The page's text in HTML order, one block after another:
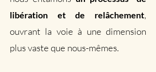
libération et de relâchement,
ouvrant la voie à une dimension
plus vaste que nous-mêmes.